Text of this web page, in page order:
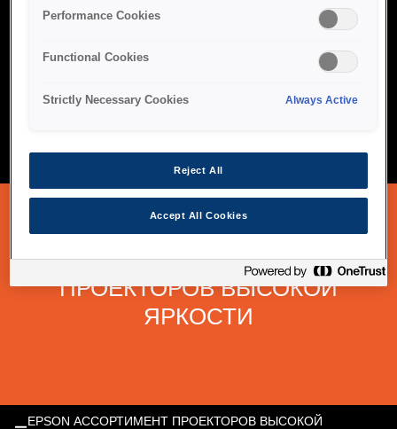
технологии 3LCD, исключительной точности цветопередачи и
надёжности лазерного источника света они обеспечивают
залов, музеев, культовых сооружений и живых мероприятий.
установки, эти проекторы гарантируют, что каждая
НАШ АССОРТИМЕНТ
ПРОЕКТОРОВ ВЫСОКОЙ
ЯРКОСТИ
EPSON АССОРТИМЕНТ ПРОЕКТОРОВ ВЫСОКОЙ
Performance Cookies
Functional Cookies
Strictly Necessary Cookies Always Active
Reject All
Accept All Cookies